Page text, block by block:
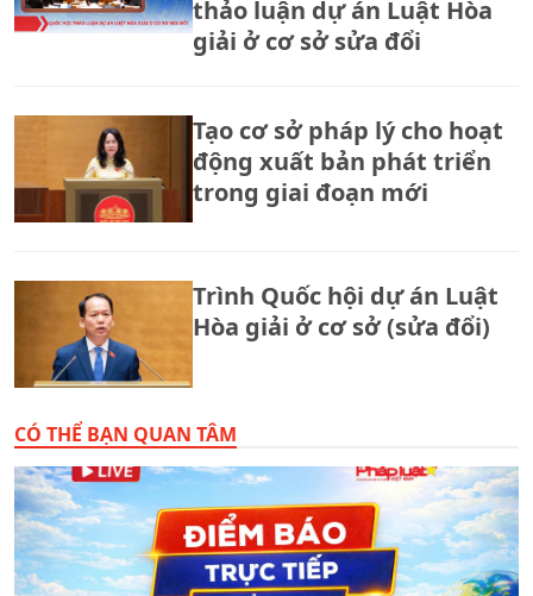
thảo luận dự án Luật Hòa
giải ở cơ sở sửa đổi
Tạo cơ sở pháp lý cho hoạt
động xuất bản phát triển
trong giai đoạn mới
Trình Quốc hội dự án Luật
Hòa giải ở cơ sở (sửa đổi)
CÓ THỂ BẠN QUAN TÂM